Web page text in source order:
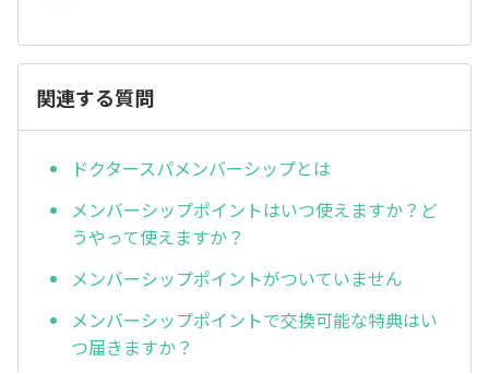
関連する質問
ドクタースパメンバーシップとは
メンバーシップポイントはいつ使えますか？ど
うやって使えますか？
メンバーシップポイントがついていません
メンバーシップポイントで交換可能な特典はい
つ届きますか？